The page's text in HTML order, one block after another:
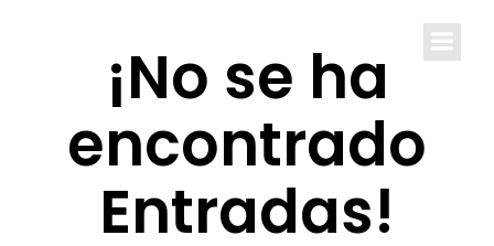
¡No se ha
encontrado
Entradas!